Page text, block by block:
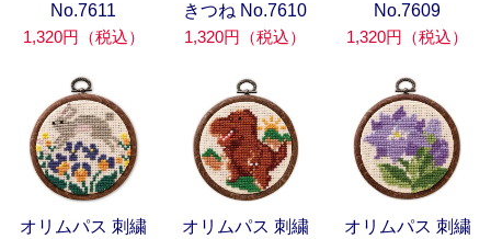
No.7611
1,320円（税込）
きつね No.7610
1,320円（税込）
No.7609
1,320円（税込）
オリムパス 刺繍
オリムパス 刺繍
オリムパス 刺繍